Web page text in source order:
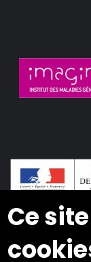
Ce
2024 ©